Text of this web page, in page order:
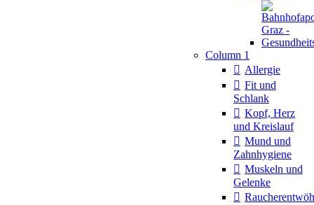
Column 1
Allergie
Fit und
Schlank
Kopf, Herz
und Kreislauf
Mund und
Zahnhygiene
Muskeln und
Gelenke